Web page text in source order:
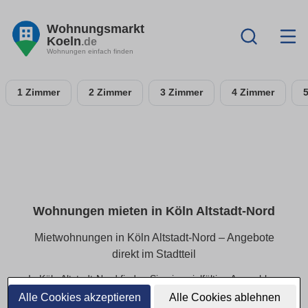
Alle Cookies akzeptieren Alle Cookies ablehnen
Wohnungsmarkt
Koeln.de
Wohnungen einfach finden
1 Zimmer 2 Zimmer 3 Zimmer 4 Zimmer
Wohnungen mieten in Köln Altstadt-Nord
Mietwohnungen in Köln Altstadt-Nord – Angebote
direkt im Stadtteil
In Köln Altstadt-Nord finden Sie eine vielfältige Auswahl an
Mietwohnungen – von kompakten Apartments bis hin zu